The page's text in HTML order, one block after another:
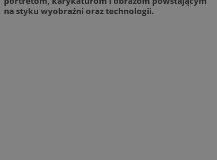
na styku wyobraźni oraz technologii.